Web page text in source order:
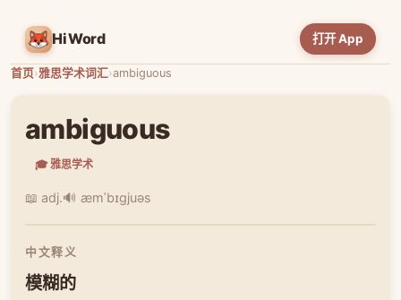
HiWord 打开 App
首页›雅思学术词汇›ambiguous
ambiguous
🎓 雅思学术
📖 adj.🔊 æmˈbɪɡjuəs
中文释义
模糊的